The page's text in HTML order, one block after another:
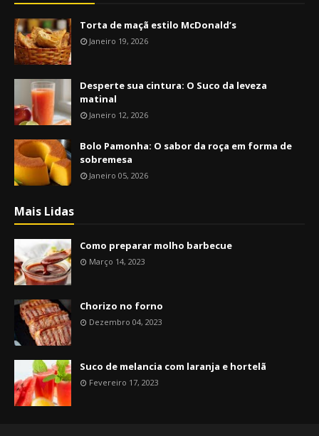
Torta de maçã estilo McDonald’s
Janeiro 19, 2026
Desperte sua cintura: O Suco da leveza
matinal
Janeiro 12, 2026
Bolo Pamonha: O sabor da roça em forma de
sobremesa
Janeiro 05, 2026
Mais Lidas
Como preparar molho barbecue
Março 14, 2023
Chorizo no forno
Dezembro 04, 2023
Suco de melancia com laranja e hortelã
Fevereiro 17, 2023